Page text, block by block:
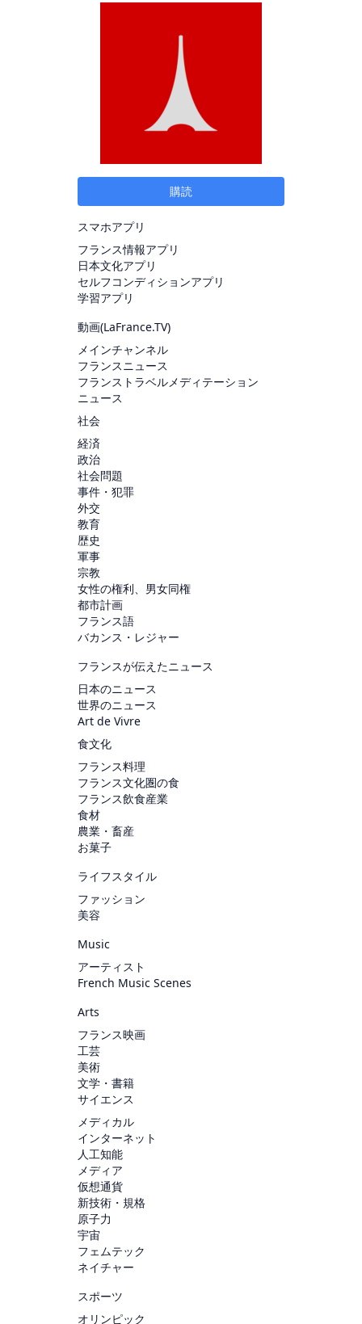
購読
スマホアプリ
フランス情報アプリ
日本文化アプリ
セルフコンディションアプリ
学習アプリ
動画(LaFrance.TV)
メインチャンネル
フランスニュース
フランストラベルメディテーション
ニュース
社会
経済
政治
社会問題
事件・犯罪
外交
教育
歴史
軍事
宗教
女性の権利、男女同権
都市計画
フランス語
バカンス・レジャー
フランスが伝えたニュース
日本のニュース
世界のニュース
Art de Vivre
食文化
フランス料理
フランス文化圏の食
フランス飲食産業
食材
農業・畜産
お菓子
ライフスタイル
ファッション
美容
Music
アーティスト
French Music Scenes
Arts
フランス映画
工芸
美術
文学・書籍
サイエンス
メディカル
インターネット
人工知能
メディア
仮想通貨
新技術・規格
原子力
宇宙
フェムテック
ネイチャー
スポーツ
オリンピック